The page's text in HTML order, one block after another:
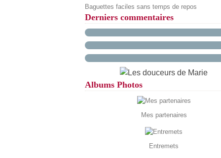
Baguettes faciles sans temps de repos
Derniers commentaires
Albums Photos
Mes partenaires
Entremets